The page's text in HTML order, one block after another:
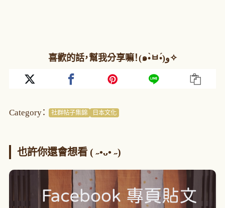
喜歡的話，幫我分享嘛！(๑•̀ㅂ•́)و✧
Category： 社群帖子集錦 日本文化
也許你還會想看 ( ˶•ᴗ• ˶)